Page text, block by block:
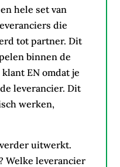
hele set van
die
tot partner. Dit
binnen de
EN omdat je
leverancier. Dit
werken,
uitwerkt.
Welke leverancier